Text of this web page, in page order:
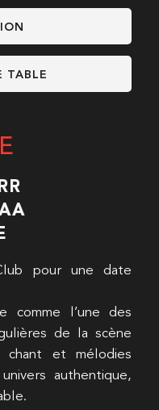
TABLE
pour une date
comme l’une des
de la scène
chant et mélodies
authentique,